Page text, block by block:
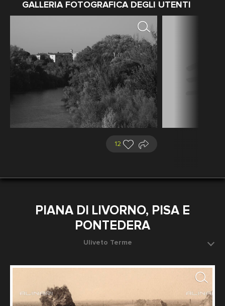
GALLERIA FOTOGRAFICA DEGLI UTENTI
12
PIANA DI LIVORNO, PISA E
PONTEDERA
Uliveto Terme
Fotografo: Alinari Vittorio